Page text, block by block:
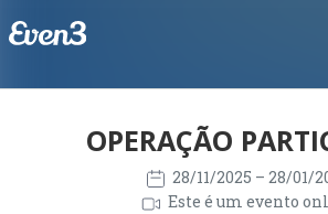
OPERAÇÃO
28/11/2025 – 28/01/
Este é um evento